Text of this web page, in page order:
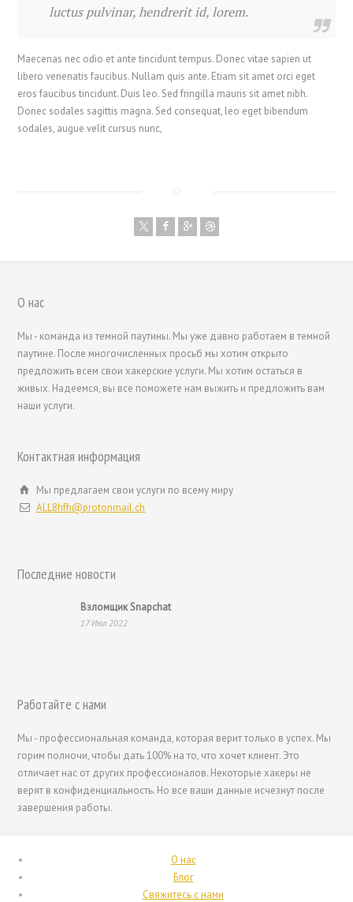
luctus pulvinar, hendrerit id, lorem.
Maecenas nec odio et ante tincidunt tempus. Donec vitae sapien ut
libero venenatis faucibus. Nullam quis ante. Etiam sit amet orci eget
eros faucibus tincidunt. Duis leo. Sed fringilla mauris sit amet nibh.
Donec sodales sagittis magna. Sed consequat, leo eget bibendum
sodales, augue velit cursus nunc,
О нас
Мы - команда из темной паутины. Мы уже давно работаем в темной
паутине. После многочисленных просьб мы хотим открыто
предложить всем свои хакерские услуги. Мы хотим остаться в
живых. Надеемся, вы все поможете нам выжить и предложить вам
наши услуги.
Контактная информация
Мы предлагаем свои услуги по всему миру
ALL8hfh@protonmail.ch
Последние новости
Взломщик Snapchat
17 Июл 2022
Работайте с нами
Мы - профессиональная команда, которая верит только в успех. Мы
горим полночи, чтобы дать 100% на то, что хочет клиент. Это
отличает нас от других профессионалов. Некоторые хакеры не
верят в конфиденциальность. Но все ваши данные исчезнут после
завершения работы.
О нас
Блог
Свяжитесь с нами
فارسی
Français du Canada
Français de Belgique
עִבְרִית
Português
香港中文
繁體中文